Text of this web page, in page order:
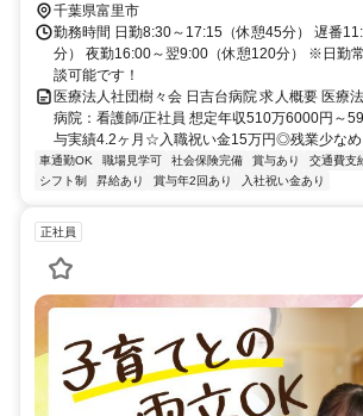
千葉県富里市
勤務時間 日勤8:30～17:15（休憩45分） 遅番
分） 夜勤16:00～翌9:00（休憩120分） ※日勤
談可能です！
医療法人社団樹々会 日吉台病院 求人概要 医療
病院：看護師/正社員 想定年収510万6000円～
与実績4.2ヶ月☆入職祝い金15万円◎残業少なめ
車通勤OK 職場見学可 社会保険完備 賞与あり 交通費支
シフト制
昇給あり 賞与年2回あり 入社祝い金あり
正社員